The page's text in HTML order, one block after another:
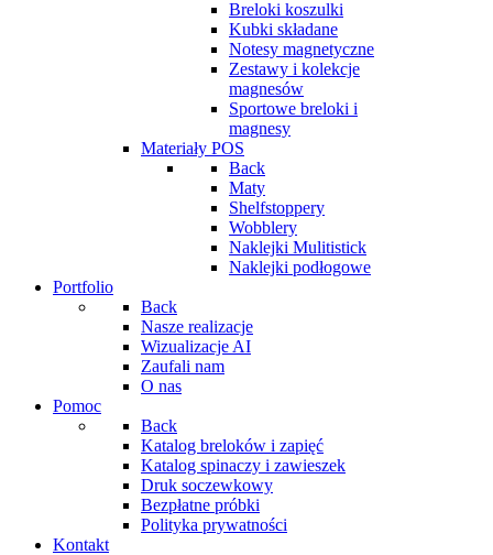
Breloki koszulki
Kubki składane
Notesy magnetyczne
Zestawy i kolekcje
magnesów
Sportowe breloki i
magnesy
Materiały POS
Back
Maty
Shelfstoppery
Wobblery
Naklejki Mulitistick
Naklejki podłogowe
Portfolio
Back
Nasze realizacje
Wizualizacje AI
Zaufali nam
O nas
Pomoc
Back
Katalog breloków i zapięć
Katalog spinaczy i zawieszek
Druk soczewkowy
Bezpłatne próbki
Polityka prywatności
Kontakt